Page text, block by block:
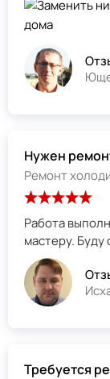
Нужен
Ремонт
Работа
мастеру.
Требуется